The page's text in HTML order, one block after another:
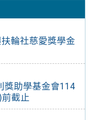
輪社慈愛獎學金
獎助學基金會114
截止